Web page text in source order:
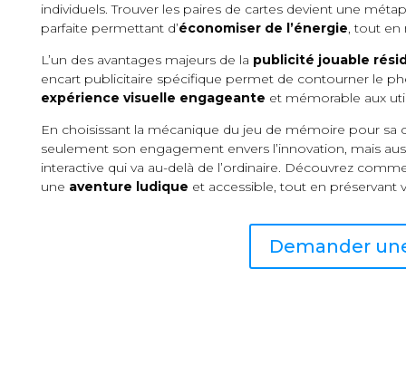
individuels. Trouver les paires de cartes devient une
parfaite permettant d’économiser de l’énergie, tout en
L’un des avantages majeurs de la publicité jouable
encart publicitaire spécifique permet de contourner le
expérience visuelle engageante et mémorable aux
En choisissant la mécanique du jeu de mémoire pour
seulement son engagement envers l’innovation, mais
interactive qui va au-delà de l’ordinaire. Découvrez
une aventure ludique et accessible, tout en préservant
Demander